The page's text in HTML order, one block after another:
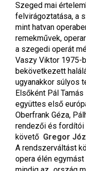
Szeged mai
felvirágoztatása, a
mint hatvan
remekművek,
a szegedi operát
Vaszy Viktor 1975-
bekövetkezett
ugyanakkor súlyos
Elsőként Pál
együttes első
Oberfrank Géza,
rendezői és fordítói
követő Gregor
A rendszerváltást
opera élén